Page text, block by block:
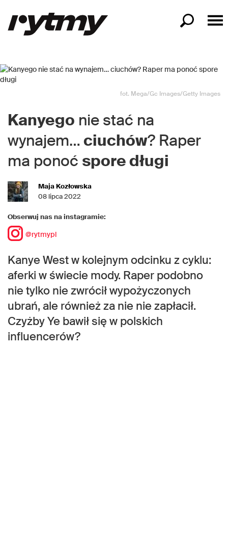
fot. Mega/Gc Images/Getty Images
Kanyego nie stać na
wynajem… ciuchów? Raper
ma ponoć spore długi
Maja Kozłowska
08 lipca 2022
Obserwuj nas na instagramie:
@rytmypl
Kanye West w kolejnym odcinku z cyklu:
aferki w świecie mody. Raper podobno
nie tylko nie zwrócił wypożyczonych
ubrań, ale również za nie nie zapłacił.
Czyżby Ye bawił się w polskich
influencerów?